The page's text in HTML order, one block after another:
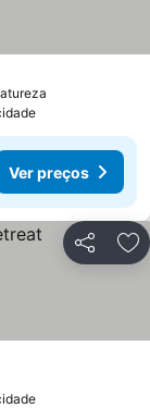
Ver preços
Partilhar